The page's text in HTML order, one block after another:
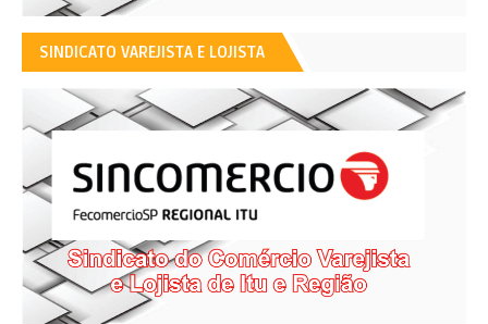
SINDICATO VAREJISTA E LOJISTA